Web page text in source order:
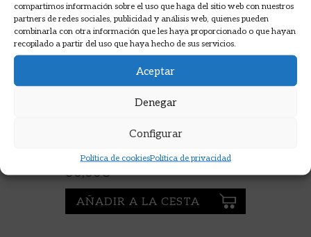
compartimos información sobre el uso que haga del sitio web con nuestros
partners de redes sociales, publicidad y análisis web, quienes pueden
combinarla con otra información que les haya proporcionado o que hayan
recopilado a partir del uso que haya hecho de sus servicios.
Aceptar
Denegar
Configurar
Política de cookiesPolítica de privacidad
6,00€
REVISTA DE PASTELERIA
30,00€
AÑADIR A LA CESTA